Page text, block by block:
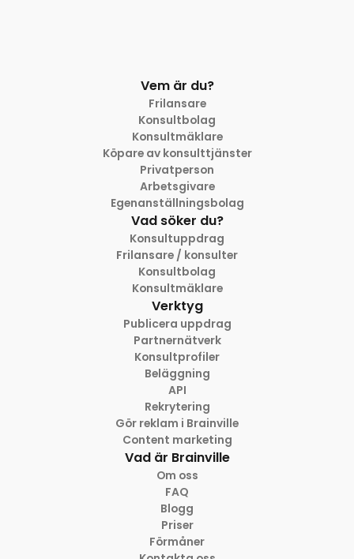
Vem är du?
Frilansare
Konsultbolag
Konsultmäklare
Köpare av konsulttjänster
Privatperson
Arbetsgivare
Egenanställningsbolag
Vad söker du?
Konsultuppdrag
Frilansare / konsulter
Konsultbolag
Konsultmäklare
Verktyg
Publicera uppdrag
Partnernätverk
Konsultprofiler
Beläggning
API
Rekrytering
Gör reklam i Brainville
Content marketing
Vad är Brainville
Om oss
FAQ
Blogg
Priser
Förmåner